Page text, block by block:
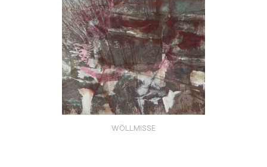
WÖLLMISSE